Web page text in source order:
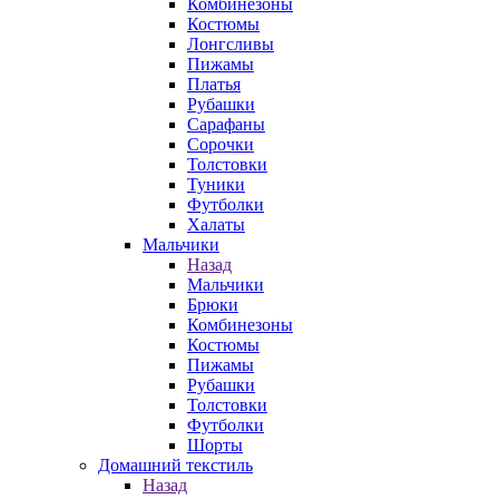
Комбинезоны
Костюмы
Лонгсливы
Пижамы
Платья
Рубашки
Сарафаны
Сорочки
Толстовки
Туники
Футболки
Халаты
Мальчики
Назад
Мальчики
Брюки
Комбинезоны
Костюмы
Пижамы
Рубашки
Толстовки
Футболки
Шорты
Домашний текстиль
Назад